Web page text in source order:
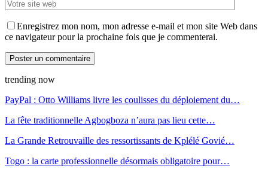
Enregistrez mon nom, mon adresse e-mail et mon site Web dans
ce navigateur pour la prochaine fois que je commenterai.
trending now
PayPal : Otto Williams livre les coulisses du déploiement du…
La fête traditionnelle Agbogboza n’aura pas lieu cette…
La Grande Retrouvaille des ressortissants de Kplélé Govié…
Togo : la carte professionnelle désormais obligatoire pour…